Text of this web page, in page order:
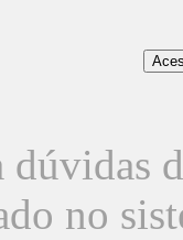
dúvidas
no